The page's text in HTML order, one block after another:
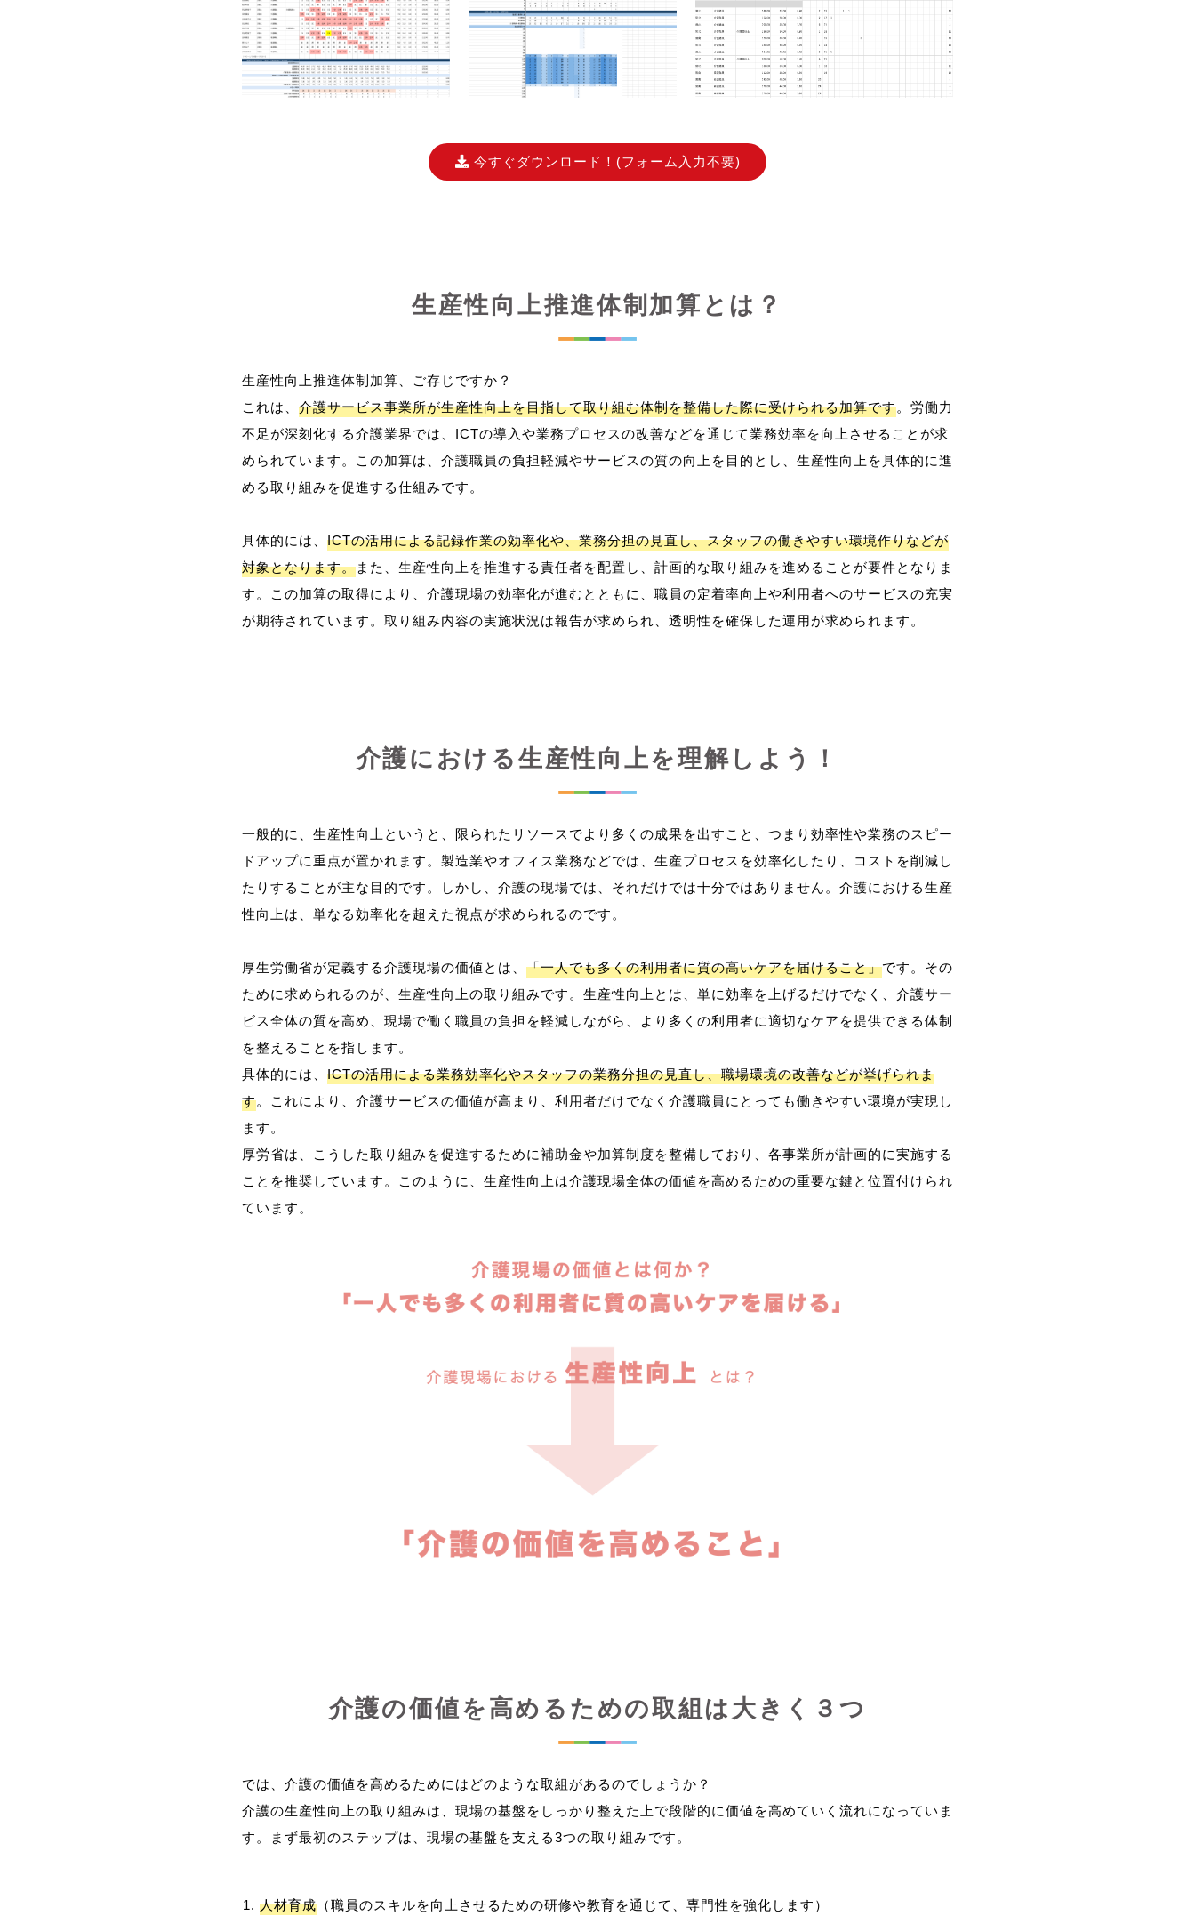
今すぐダウンロード！ (フォーム入力不要)
生産性向上推進体制加算とは？
生産性向上推進体制加算、ご存じですか？
これは、 介護サービス事業所が生産性向上を目指して取り組む体制を整備した際に受けられる加算です。労働力
不足が深刻化する介護業界では、ICTの導入や業務プロセスの改善などを通じて業務効率を向上させることが求
められています。この加算は、介護職員の負担軽減やサービスの質の向上を目的とし、生産性向上を具体的に進
める取り組みを促進する仕組みです。
具体的には、 ICTの活用による記録作業の効率化や、業務分担の見直し、スタッフの働きやすい環境作りなどが
対象となります。また、生産性向上を推進する責任者を配置し、計画的な取り組みを進めることが要件となりま
す。この加算の取得により、介護現場の効率化が進むとともに、職員の定着率向上や利用者へのサービスの充実
介護における生産性向上を理解しよう！
一般的に、生産性向上というと、限られたリソースでより多くの成果を出すこと、つまり効率性や業務のスピー
ドアップに重点が置かれます。製造業やオフィス業務などでは、生産プロセスを効率化したり、コストを削減し
たりすることが主な目的です。しかし、介護の現場では、それだけでは十分ではありません。介護における生産
性向上は、単なる効率化を超えた視点が求められるのです。
厚生労働省が定義する介護現場の価値とは、 「一人でも多くの利用者に質の高いケアを届けること」です。その
ために求められるのが、生産性向上の取り組みです。生産性向上とは、単に効率を上げるだけでなく、介護サー
ビス全体の質を高め、現場で働く職員の負担を軽減しながら、より多くの利用者に適切なケアを提供できる体制
を整えることを指します。
具体的には、 ICTの活用による業務効率化やスタッフの業務分担の見直し、職場環境の改善などが挙げられま
す。これにより、介護サービスの価値が高まり、利用者だけでなく介護職員にとっても働きやすい環境が実現し
ます。
厚労省は、こうした取り組みを促進するために補助金や加算制度を整備しており、各事業所が計画的に実施する
ことを推奨しています。このように、生産性向上は介護現場全体の価値を高めるための重要な鍵と位置付けられ
介護の価値を高めるための取組は大きく３つ
では、介護の価値を高めるためにはどのような取組があるのでしょうか？
介護の生産性向上の取り組みは、現場の基盤をしっかり整えた上で段階的に価値を高めていく流れになっていま
人材育成 （職員のスキルを向上させるための研修や教育を通じて、専門性を強化します）